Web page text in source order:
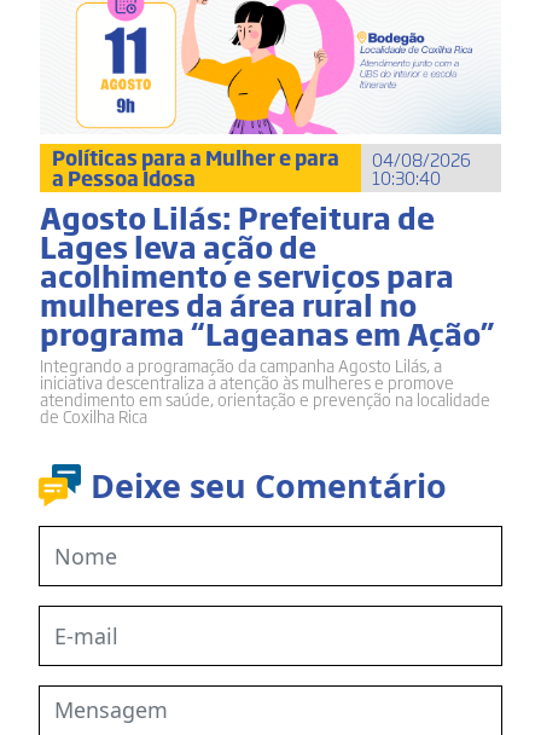
Deixe seu Comentário
Políticas para a Mulher e para
a Pessoa Idosa
04/08/2026
10:30:40
Agosto Lilás: Prefeitura de
Lages leva ação de
acolhimento e serviços para
mulheres da área rural no
programa “Lageanas em Ação”
Integrando a programação da campanha Agosto Lilás, a
iniciativa descentraliza a atenção às mulheres e promove
atendimento em saúde, orientação e prevenção na localidade
de Coxilha Rica